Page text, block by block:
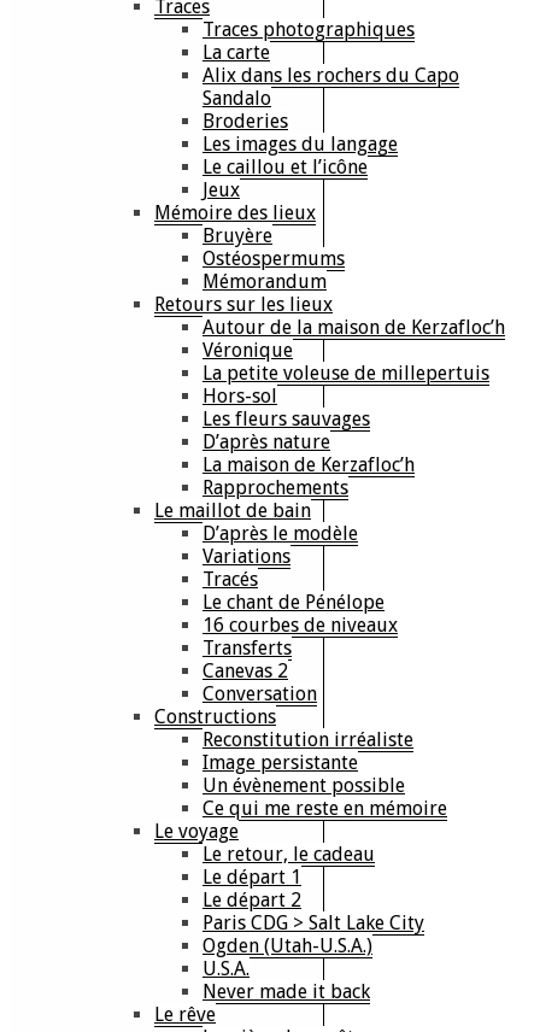
Traces
Traces photographiques
La carte
Alix dans les rochers du Capo
Sandalo
Broderies
Les images du langage
Le caillou et l’icône
Jeux
Mémoire des lieux
Bruyère
Ostéospermums
Mémorandum
Retours sur les lieux
Autour de la maison de Kerzafloc’h
Véronique
La petite voleuse de millepertuis
Hors-sol
Les fleurs sauvages
D’après nature
La maison de Kerzafloc’h
Rapprochements
Le maillot de bain
D’après le modèle
Variations
Tracés
Le chant de Pénélope
16 courbes de niveaux
Transferts
Canevas 2
Conversation
Constructions
Reconstitution irréaliste
Image persistante
Un évènement possible
Ce qui me reste en mémoire
Le voyage
Le retour, le cadeau
Le départ 1
Le départ 2
Paris CDG > Salt Lake City
Ogden (Utah-U.S.A.)
U.S.A.
Never made it back
Le rêve